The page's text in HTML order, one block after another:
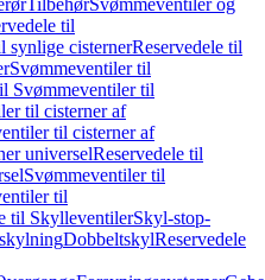
TilbehørSvømmeventiler og
til
synlige cisternerReservedele til
Svømmeventiler til
Svømmeventiler til
til cisterner af
til cisterner af
universelReservedele til
Svømmeventiler til
til
til SkylleventilerSkyl-stop-
DobbeltskylReservedele